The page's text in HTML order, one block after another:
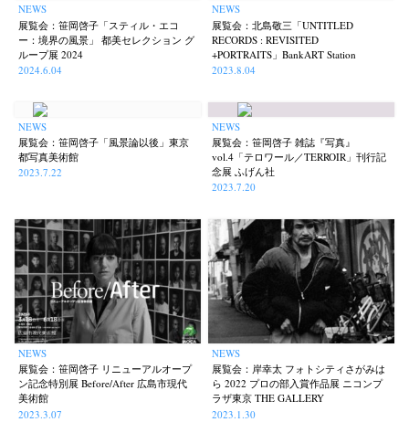
NEWS
展覧会：笹岡啓子「スティル・エコ
ー：境界の風景」 都美セレクション グ
ループ展 2024
2024.6.04
NEWS
展覧会：北島敬三「UNTITLED
RECORDS : REVISITED
+PORTRAITS」BankART Station
2023.8.04
NEWS
展覧会：笹岡啓子「風景論以後」東京
都写真美術館
2023.7.22
NEWS
展覧会：笹岡啓子 雑誌『写真』
vol.4「テロワール／TERROIR」刊行記
念展 ふげん社
2023.7.20
NEWS
展覧会：笹岡啓子 リニューアルオープ
ン記念特別展 Before/After 広島市現代
美術館
2023.3.07
NEWS
展覧会：岸幸太 フォトシティさがみは
ら 2022 プロの部入賞作品展 ニコンプ
ラザ東京 THE GALLERY
2023.1.30